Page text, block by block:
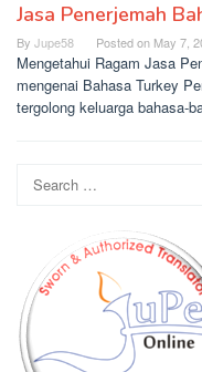
Jasa Penerjemah
By Jupe58 Posted on May 7,
Mengetahui Ragam Jasa
mengenai Bahasa Turkey
tergolong keluarga bahasa-
for: